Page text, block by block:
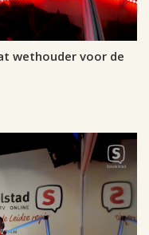
wethouder voor de